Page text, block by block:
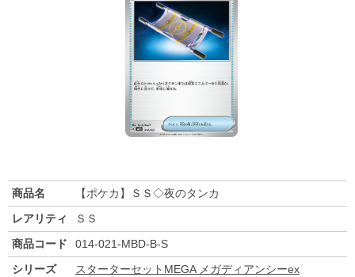
商品名
【ポケカ】ＳＳ◇夜のタンカ
レアリティ
ＳＳ
商品コード
014-021-MBD-B-S
シリーズ
スターターセットMEGA メガディアンシーex